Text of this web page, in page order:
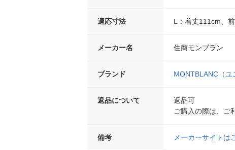
適応寸法 L：着丈111cm、
メーカー名 住商モンブラン
ブランド MONTBLANC（ユ
返品について
返品可
ご購入の際は、ご
備考 メーカーサイトは